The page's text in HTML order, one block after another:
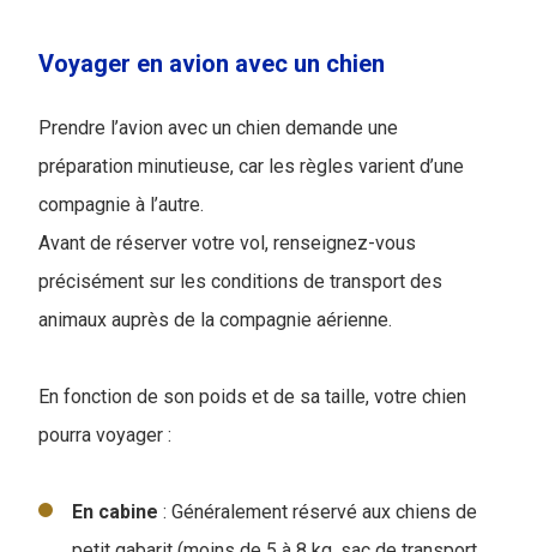
Voyager en avion avec un chien
Prendre l’avion avec un chien demande une
préparation minutieuse, car les règles varient d’une
compagnie à l’autre.
Avant de réserver votre vol, renseignez-vous
précisément sur les conditions de transport des
animaux auprès de la compagnie aérienne.
En fonction de son poids et de sa taille, votre chien
pourra voyager :
En cabine : Généralement réservé aux chiens de